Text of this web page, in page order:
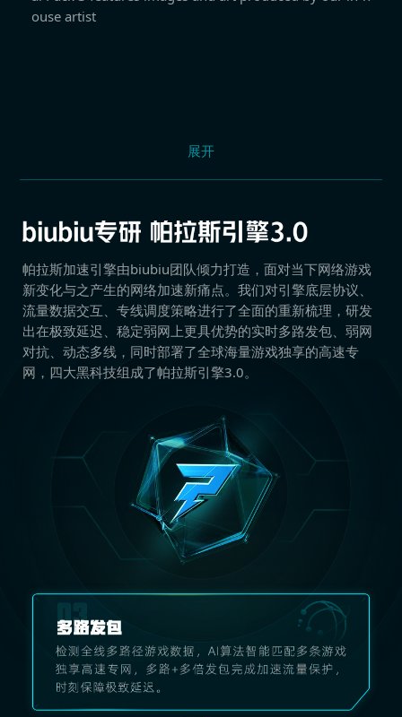
ouse artist
展开
帕拉斯加速引擎由biubiu团队倾力打造，面对当下网络游戏
新变化与之产生的网络加速新痛点。我们对引擎底层协议、
流量数据交互、专线调度策略进行了全面的重新梳理，研发
出在极致延迟、稳定弱网上更具优势的实时多路发包、弱网
对抗、动态多线，同时部署了全球海量游戏独享的高速专
网，四大黑科技组成了帕拉斯引擎3.0。